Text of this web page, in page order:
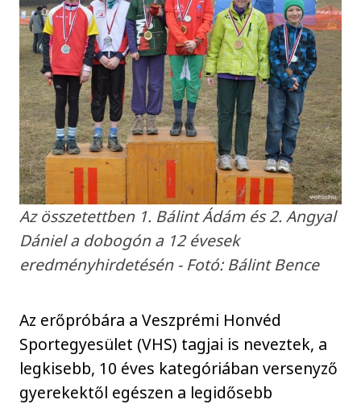
Az összetettben 1. Bálint Ádám és 2. Angyal
Dániel a dobogón a 12 évesek
eredményhirdetésén - Fotó: Bálint Bence
Az erőpróbára a Veszprémi Honvéd
Sportegyesület (VHS) tagjai is neveztek, a
legkisebb, 10 éves kategóriában versenyző
gyerekektől egészen a legidősebb